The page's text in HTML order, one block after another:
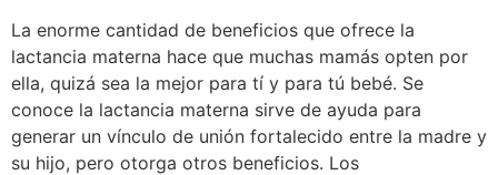
La enorme cantidad de beneficios que ofrece la
lactancia materna hace que muchas mamás opten por
ella, quizá sea la mejor para tí y para tú bebé. Se
conoce la lactancia materna sirve de ayuda para
generar un vínculo de unión fortalecido entre la madre y
su hijo, pero otorga otros beneficios. Los